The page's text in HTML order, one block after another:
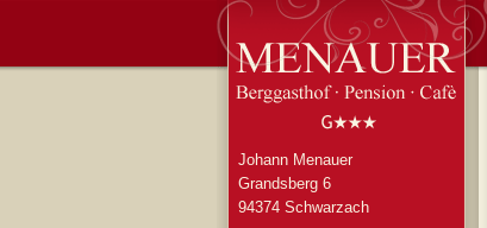
Johann Menauer
Grandsberg 6
94374 Schwarzach